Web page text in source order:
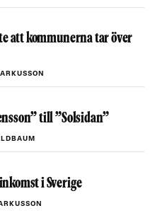
att kommunerna tar över
till ”Solsidan”
i Sverige